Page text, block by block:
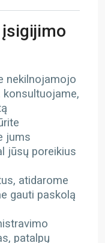
nekilnojamojo
jums
jūsų poreikius
atidarome
gauti paskolą
patalpų